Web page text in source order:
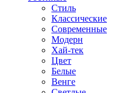
Стиль
Классические
Современные
Модерн
Хай-тек
Цвет
Белые
Венге